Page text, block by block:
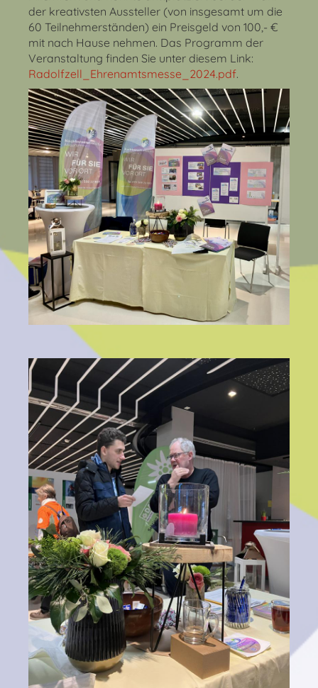
der kreativsten Aussteller (von insgesamt um die
60 Teilnehmerständen) ein Preisgeld von 100,- €
mit nach Hause nehmen. Das Programm der
Veranstaltung finden Sie unter diesem Link:
Radolfzell_Ehrenamtsmesse_2024.pdf.